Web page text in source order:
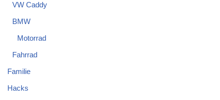
VW Caddy
BMW
Motorrad
Fahrrad
Familie
Hacks